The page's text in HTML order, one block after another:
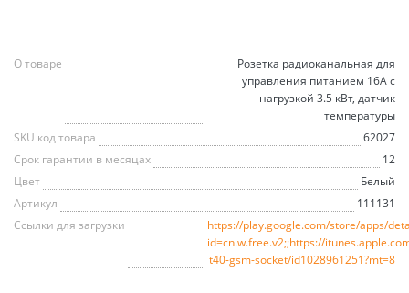
О товаре
Розетка радиоканальная для
управления питанием 16А с
нагрузкой 3.5 кВт, датчик
температуры
SKU код товара
62027
Срок гарантии в месяцах
12
Цвет
Белый
Артикул
111131
Ссылки для загрузки
https://play.google.com/store/apps/
id=cn.w.free.v2;;https://
t40-gsm-socket/id1028961251?mt=8